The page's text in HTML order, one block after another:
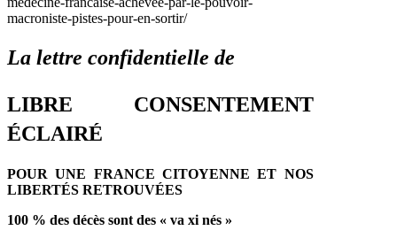
macroniste-pistes-pour-en-sortir/
La lettre confidentielle de
LIBRE CONSENTEMENT
ÉCLAIRÉ
POUR UNE FRANCE CITOYENNE ET NOS
LIBERTÉS RETROUVÉES
100 % des décès sont des « va xi nés »